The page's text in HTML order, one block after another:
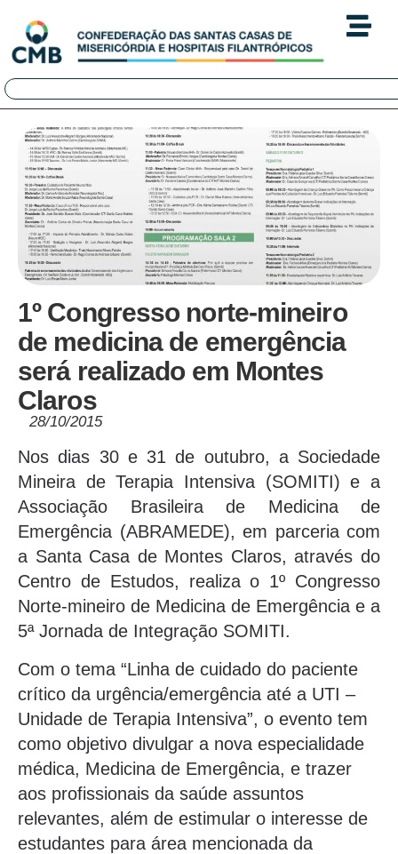
1º Congresso norte-mineiro
de medicina de emergência
será realizado em Montes
Claros
28/10/2015
Nos dias 30 e 31 de outubro, a Sociedade
Mineira de Terapia Intensiva (SOMITI) e a
Associação Brasileira de Medicina de
Emergência (ABRAMEDE), em parceria com
a Santa Casa de Montes Claros, através do
Centro de Estudos, realiza o 1º Congresso
Norte-mineiro de Medicina de Emergência e a
5ª Jornada de Integração SOMITI.
Com o tema “Linha de cuidado do paciente
crítico da urgência/emergência até a UTI –
Unidade de Terapia Intensiva”, o evento tem
como objetivo divulgar a nova especialidade
médica, Medicina de Emergência, e trazer
aos profissionais da saúde assuntos
relevantes, além de estimular o interesse de
estudantes para área mencionada da